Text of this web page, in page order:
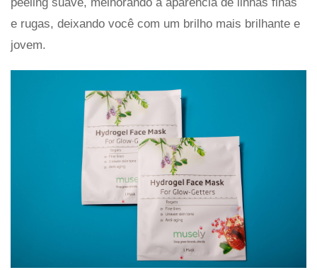
e rugas, deixando você com um brilho mais brilhante e
jovem.